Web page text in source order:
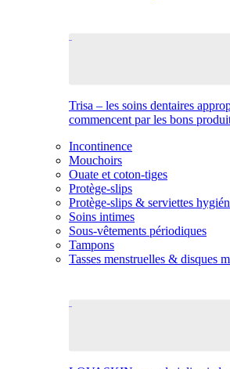
Trisa – les soins dentaires
commencent par les bons
Incontinence
Mouchoirs
Ouate et coton-tiges
Protège-slips
Protège-slips & serviettes
Soins intimes
Sous-vêtements périodiques
Tampons
Tasses menstruelles & disques